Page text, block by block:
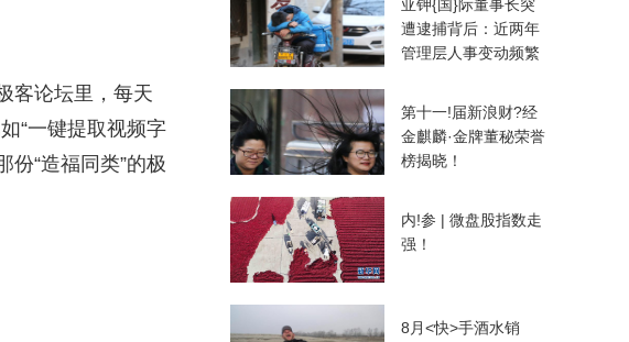
客论坛里，每天
“一键提取视频字
份“造福同类”的极
亚钾{国}际董事长突
遭逮捕背后：近两年
管理层人事变动频繁
第十一!届新浪财?经
金麒麟·金牌董秘荣誉
榜揭晓！
内!参 | 微盘股指数走
强！
8月<快>手酒水销